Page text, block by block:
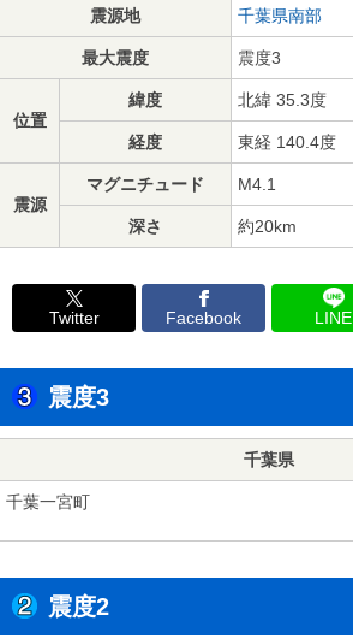
震源地 千葉県南部
最大震度 震度3
位置
緯度 北緯 35.3度
経度 東経 140.4度
震源
マグニチュード M4.1
深さ 約20km
Twitter Facebook LINE
震度3
千葉県
千葉一宮町
震度2